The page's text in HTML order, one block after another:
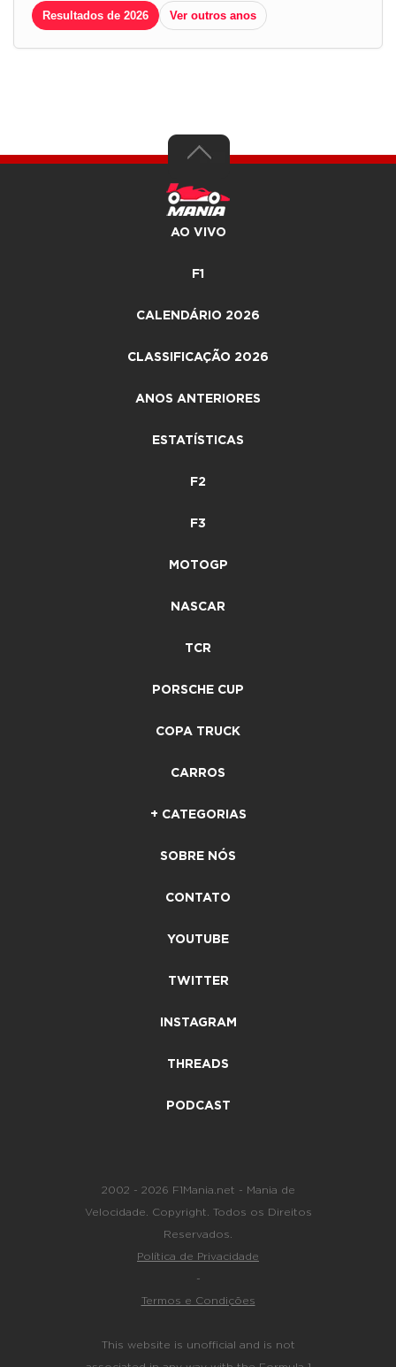
Resultados de 2026 Ver outros anos
AO VIVO
F1
CALENDÁRIO 2026
CLASSIFICAÇÃO 2026
ANOS ANTERIORES
ESTATÍSTICAS
F2
F3
MOTOGP
NASCAR
TCR
PORSCHE CUP
COPA TRUCK
CARROS
+ CATEGORIAS
SOBRE NÓS
CONTATO
YOUTUBE
TWITTER
INSTAGRAM
THREADS
PODCAST
2002 - 2026 F1Mania.net - Mania de
Velocidade. Copyright. Todos os Direitos
Reservados.
Política de Privacidade
-
Termos e Condições
This website is unofficial and is not